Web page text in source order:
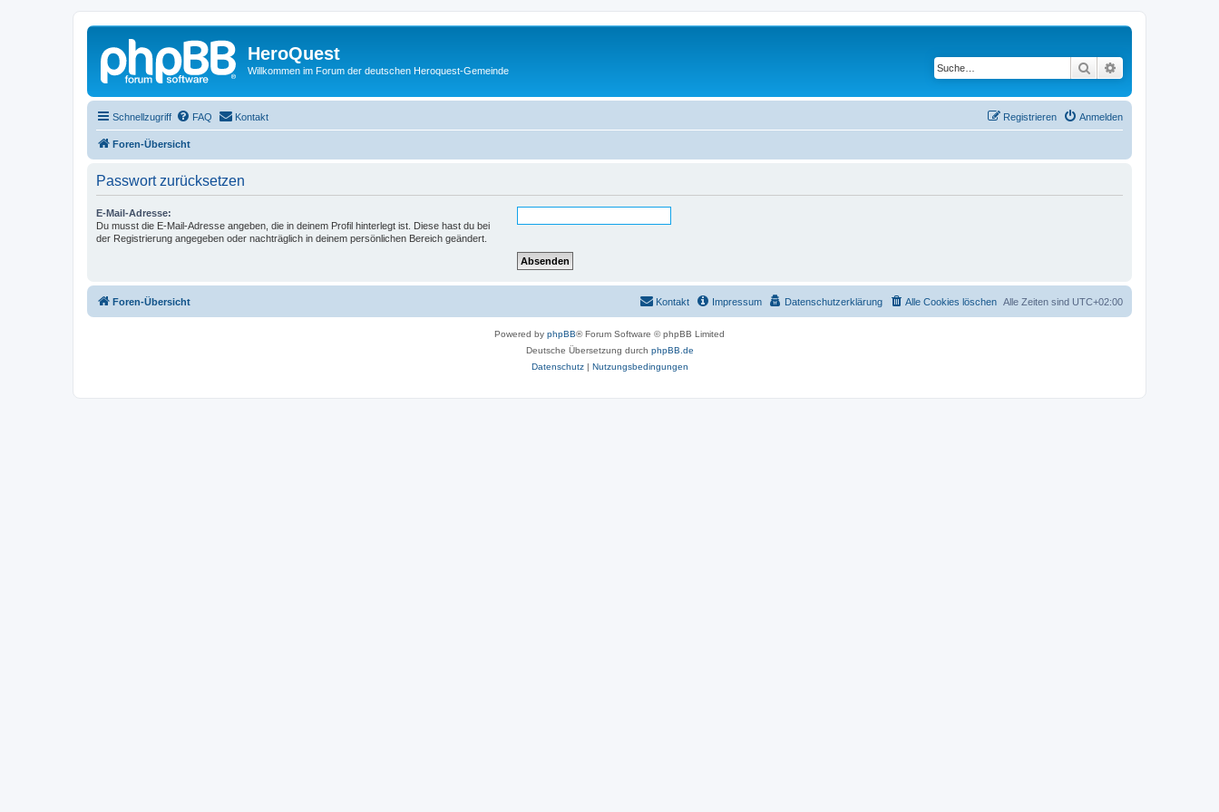
HeroQuest
Willkommen im Forum der deutschen Heroquest-Gemeinde Suche
Schnellzugriff FAQ Kontakt Anmelden
Registrieren
Foren-Übersicht
Passwort zurücksetzen
E-Mail-Adresse:
Du musst die E-Mail-Adresse angeben, die in deinem Profil hinterlegt ist. Diese hast du bei
der Registrierung angegeben oder nachträglich in deinem persönlichen Bereich geändert.
Foren-Übersicht Alle Zeiten sind UTC+02:00
Alle Cookies löschen
Datenschutzerklärung
Impressum
Kontakt
Powered by phpBB® Forum Software © phpBB Limited
Deutsche Übersetzung durch phpBB.de
Datenschutz| Nutzungsbedingungen